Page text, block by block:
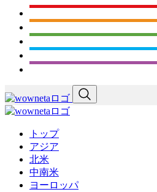
トップ
アジア
北米
中南米
ヨーロッパ